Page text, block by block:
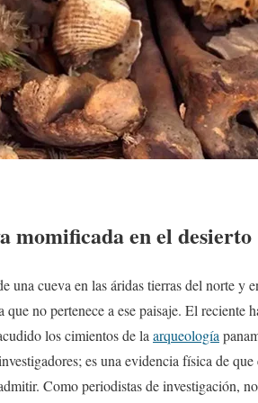
momificada en el desierto
cueva en las áridas tierras del norte y
no pertenece a ese paisaje. El reciente
los cimientos de la arqueología
es una evidencia física de
Como periodistas de investigación,